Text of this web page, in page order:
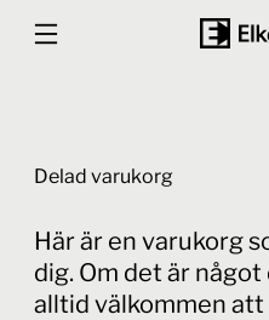
Delad varukorg
Här är en varukorg
dig. Om det är
alltid välkommen att